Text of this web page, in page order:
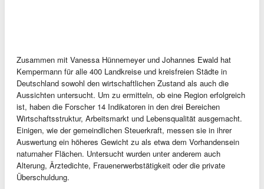
Zusammen mit Vanessa Hünnemeyer und Johannes Ewald hat
Kempermann für alle 400 Landkreise und kreisfreien Städte in
Deutschland sowohl den wirtschaftlichen Zustand als auch die
Aussichten untersucht. Um zu ermitteln, ob eine Region erfolgreich
ist, haben die Forscher 14 Indikatoren in den drei Bereichen
Wirtschaftsstruktur, Arbeitsmarkt und Lebensqualität ausgemacht.
Einigen, wie der gemeindlichen Steuerkraft, messen sie in ihrer
Auswertung ein höheres Gewicht zu als etwa dem Vorhandensein
naturnaher Flächen. Untersucht wurden unter anderem auch
Alterung, Ärztedichte, Frauenerwerbstätigkeit oder die private
Überschuldung.